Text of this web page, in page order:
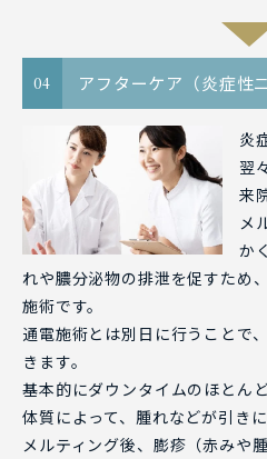
04 アフターケア（炎症性
炎
翌
来
メ
か
れや膿分泌物の排泄を促すため
施術です。
通電施術とは別日に行うことで
きます。
基本的にダウンタイムのほとん
体質によって、腫れなどが引き
メルティング後、膨疹（赤みや